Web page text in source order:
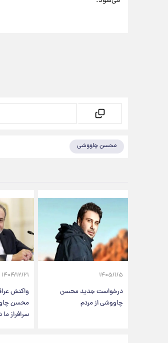
محسن چاووشی
۱۴۰۵/۱/۵
درخواست جدید محسن
چاووشی از مردم
۱۴۰۴/۱۲/۲۱
واکنش
محسن
سرافراز